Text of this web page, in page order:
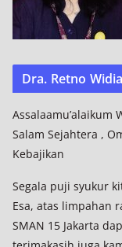
Dra. Retno
Assalaamu’alaikum
Salam Sejahtera ,
Kebajikan
Segala puji syukur
Esa, atas limpahan
SMAN 15 Jakarta